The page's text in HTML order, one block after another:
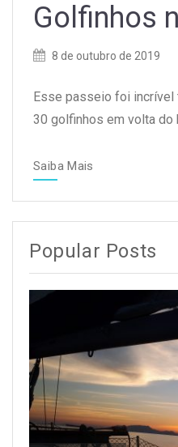
Golfinhos
Posted8 de outubro de 2019
Esse passeio foi
30 golfinhos em volta do
Saiba Mais
Popular Posts